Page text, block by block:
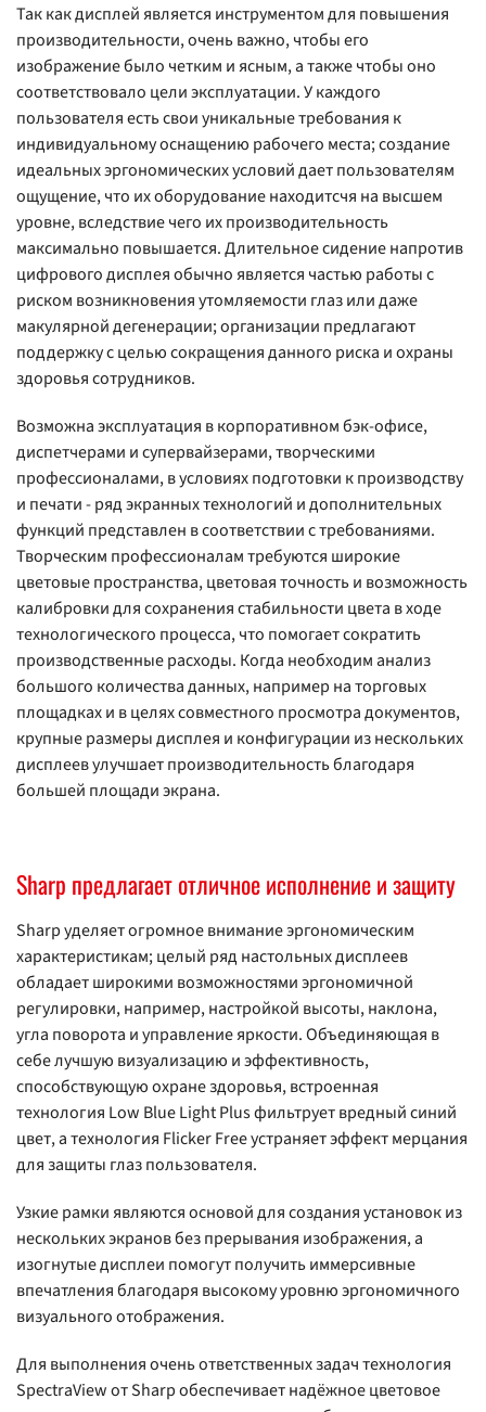
Так как дисплей является инструментом для повышения
производительности, очень важно, чтобы его
изображение было четким и ясным, а также чтобы оно
соответствовало цели эксплуатации. У каждого
пользователя есть свои уникальные требования к
индивидуальному оснащению рабочего места; создание
идеальных эргономических условий дает пользователям
ощущение, что их оборудование находитсчя на высшем
уровне, вследствие чего их производительность
максимально повышается. Длительное сидение напротив
цифрового дисплея обычно является частью работы с
риском возникновения утомляемости глаз или даже
макулярной дегенерации; организации предлагают
поддержку с целью сокращения данного риска и охраны
здоровья сотрудников.
Возможна эксплуатация в корпоративном бэк-офисе,
диспетчерами и супервайзерами, творческими
профессионалами, в условиях подготовки к производству
и печати - ряд экранных технологий и дополнительных
функций представлен в соответствии с требованиями.
Творческим профессионалам требуются широкие
цветовые пространства, цветовая точность и возможность
калибровки для сохранения стабильности цвета в ходе
технологического процесса, что помогает сократить
производственные расходы. Когда необходим анализ
большого количества данных, например на торговых
площадках и в целях совместного просмотра документов,
крупные размеры дисплея и конфигурации из нескольких
дисплеев улучшает производительность благодаря
большей площади экрана.
Sharp предлагает отличное исполнение и защиту
Sharp уделяет огромное внимание эргономическим
характеристикам; целый ряд настольных дисплеев
обладает широкими возможностями эргономичной
регулировки, например, настройкой высоты, наклона,
угла поворота и управление яркости. Объединяющая в
себе лучшую визуализацию и эффективность,
способствующую охране здоровья, встроенная
технология Low Blue Light Plus фильтрует вредный синий
цвет, а технология Flicker Free устраняет эффект мерцания
для защиты глаз пользователя.
Узкие рамки являются основой для создания установок из
нескольких экранов без прерывания изображения, а
изогнутые дисплеи помогут получить иммерсивные
впечатления благодаря высокому уровню эргономичного
визуального отображения.
Для выполнения очень ответственных задач технология
SpectraView от Sharp обеспечивает надёжное цветовое